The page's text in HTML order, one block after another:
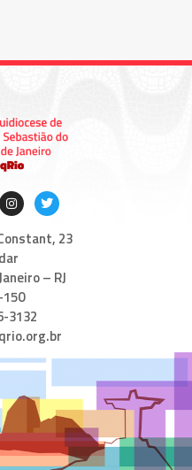
23
– RJ
3132